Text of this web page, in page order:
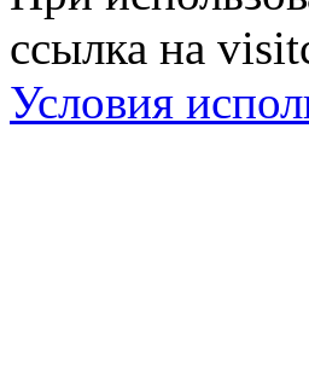
ссылка на
Условия